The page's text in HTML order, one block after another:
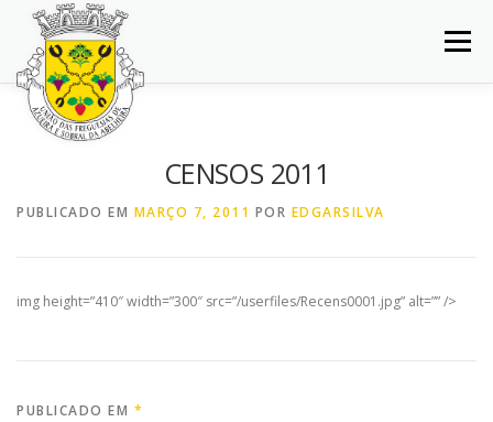
Saltar
conteúdo
Menu
INÍCIO JUNTA DE FREGUESIA
BALCÃO VIRTUAL NOTÍCIAS MAPA
CENSOS 2011
PUBLICADO EM MARÇO 7, 2011 POR EDGARSILVA
img height=”410″ width=”300″ src=”/userfiles/Recens0001.jpg” alt=”” />
PUBLICADO EM *